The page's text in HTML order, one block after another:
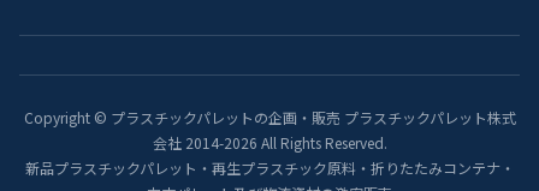
Copyright © プラスチックパレットの企画・販売 プラスチックパレット株式
会社 2014-2026 All Rights Reserved.
新品プラスチックパレット・再生プラスチック原料・折りたたみコンテナ・